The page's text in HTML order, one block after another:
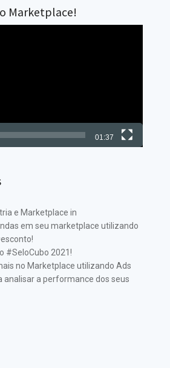
Marketplace!
01:37
e Marketplace in
em seu marketplace utilizando
#SeloCubo 2021!
no Marketplace utilizando Ads
analisar a performance dos seus